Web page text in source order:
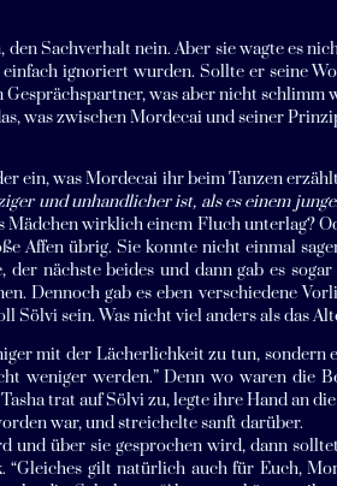
Sachverhalt nein. Aber sie wagte es
ignoriert wurden. Sollte er seine
was aber nicht schlimm
was zwischen Mordecai und seiner
ein, was Mordecai ihr beim Tanzen
und unhandlicher ist, als es einem
wirklich einem Fluch unterlag?
Affen übrig. Sie konnte nicht einmal
nächste beides und dann gab es
Dennoch gab es eben verschiedene
Sölvi sein. Was nicht viel anders als das
mit der Lächerlichkeit zu tun, sondern
weniger werden.” Denn wo waren die
trat auf Sölvi zu, legte ihre Hand an
war, und streichelte sanft darüber.
und über sie gesprochen wird, dann
gilt natürlich auch für Euch,